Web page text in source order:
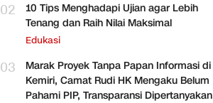
02
10 Tips Menghadapi Ujian agar Lebih
Tenang dan Raih Nilai Maksimal
Edukasi
03
Marak Proyek Tanpa Papan Informasi di
Kemiri, Camat Rudi HK Mengaku Belum
Pahami PIP, Transparansi Dipertanyakan